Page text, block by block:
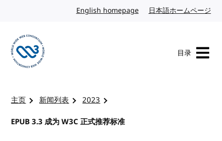
English homepage英文日本語ホームページ
目录
主页 新闻列表
2023
EPUB 3.3 成为 W3C 正式推荐标准